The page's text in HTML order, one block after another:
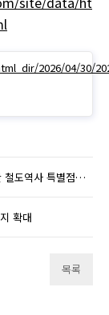
2026/04/30/
사 특별점검 실시
확대
목록